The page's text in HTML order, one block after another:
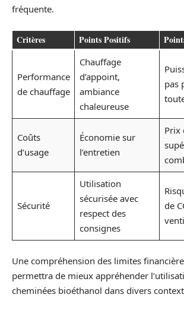
fréquente.
Critères Points Positifs
Performance
de chauffage
Chauffage
d’appoint,
ambiance
chaleureuse
pas
Coûts
d’usage
Économie sur
l’entretien
Prix
Sécurité
Utilisation
sécurisée avec
respect des
consignes
de
Une compréhension des limites
permettra de mieux appréhender
cheminées bioéthanol dans divers